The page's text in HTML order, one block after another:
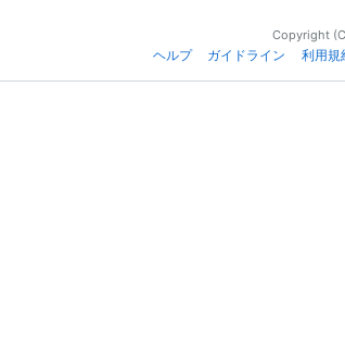
Copyright
ヘルプ
ガイドライン 利用規